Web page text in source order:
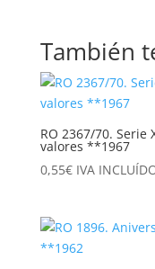
También
RO 2367/70. Serie
valores **1967
0,55€ IVA